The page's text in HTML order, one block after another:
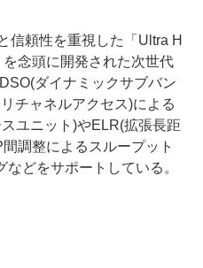
頼性を重視した「Ultra H
念頭に開発された次世代
ダイナミックサブバン
チャネルアクセス)による
ユニット)やELR(拡張長距
調整によるスループット
どをサポートしている。